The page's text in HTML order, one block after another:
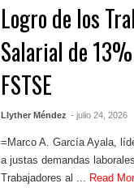
Logro de los
Salarial de
FSTSE
Llyther Méndez - julio 24, 2026
=Marco A. García Ayala,
a justas demandas
Trabajadores al ...
Read